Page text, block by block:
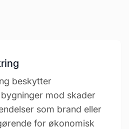
beskytter
mod skader
som brand eller
for økonomisk